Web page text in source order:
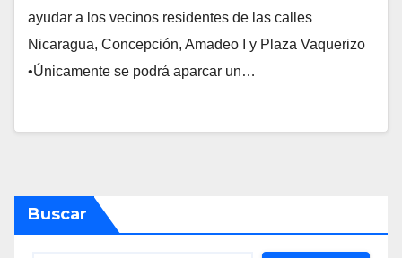
ayudar a los vecinos residentes de las calles
Nicaragua, Concepción, Amadeo I y Plaza Vaquerizo
•Únicamente se podrá aparcar un…
Buscar